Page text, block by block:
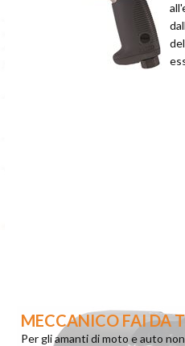
MECCANICO FAI DA
Per gli amanti di moto e auto